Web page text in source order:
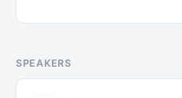
SPEAKERS